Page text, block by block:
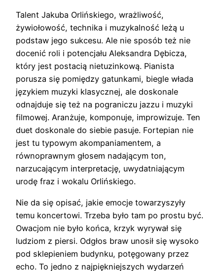
Talent Jakuba Orlińskiego, wrażliwość,
żywiołowość, technika i muzykalność leżą u
podstaw jego sukcesu. Ale nie sposób też nie
docenić roli i potencjału Aleksandra Dębicza,
który jest postacią nietuzinkową. Pianista
porusza się pomiędzy gatunkami, biegle włada
językiem muzyki klasycznej, ale doskonale
odnajduje się też na pograniczu jazzu i muzyki
filmowej. Aranżuje, komponuje, improwizuje. Ten
duet doskonale do siebie pasuje. Fortepian nie
jest tu typowym akompaniamentem, a
równoprawnym głosem nadającym ton,
narzucającym interpretację, uwydatniającym
urodę fraz i wokalu Orlińskiego.
Nie da się opisać, jakie emocje towarzyszyły
temu koncertowi. Trzeba było tam po prostu być.
Owacjom nie było końca, krzyk wyrywał się
ludziom z piersi. Odgłos braw unosił się wysoko
pod sklepieniem budynku, potęgowany przez
echo. To jedno z najpiękniejszych wydarzeń